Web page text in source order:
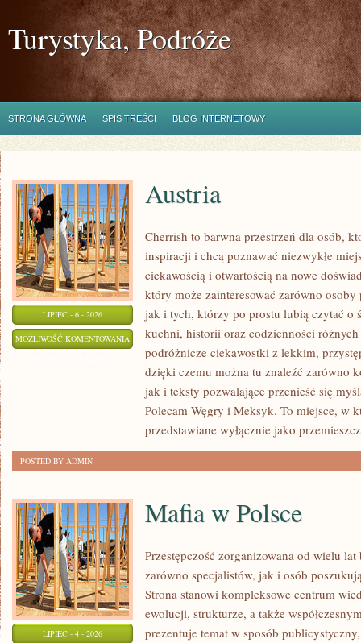
Turystyka, Podróże
STRONA GŁÓWNA SPIS TREŚCI BLOG INTERNETOWY
LIPIEC - 6 - 2026
MOŻLIWOŚĆ KOMENTOWANIA AUSTRIA
Austria
Cherrish to barwna przestrzeń dla osób,
inspiracji i chcą poznawać niezwykłe
ciekawością i otwartością na nowe
który może zainteresować zarówno
jak i tych, którzy po prostu lubią czytać o
kuchni, historii oraz codzienności
podróżnicze ciekawostki z lekkim,
dzięki czemu można tu znaleźć zarówno
jak i teksty pozwalające przenieść się
Polecam Węgry i Meksyk. To miejsce, w
przedstawiane wyłącznie jako
POSTED BY ADMIN
LIPIEC - 4 - 2026
Mafia w Polsce
Przestępczość zorganizowana od wielu
zarówno specjalistów, jak i osób
Strona stanowi kompleksowe centrum
ewolucji, strukturze, a także
prezentuje temat w sposób